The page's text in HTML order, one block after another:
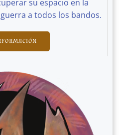
su espacio en la
a todos los bandos.